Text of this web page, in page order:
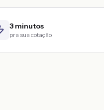
3 minutos
pra sua cotação